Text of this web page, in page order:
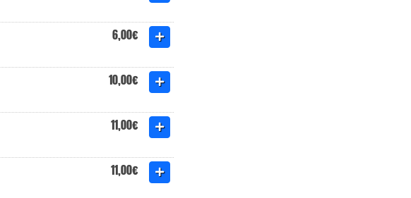
6,00€
10,00€
11,00€
11,00€